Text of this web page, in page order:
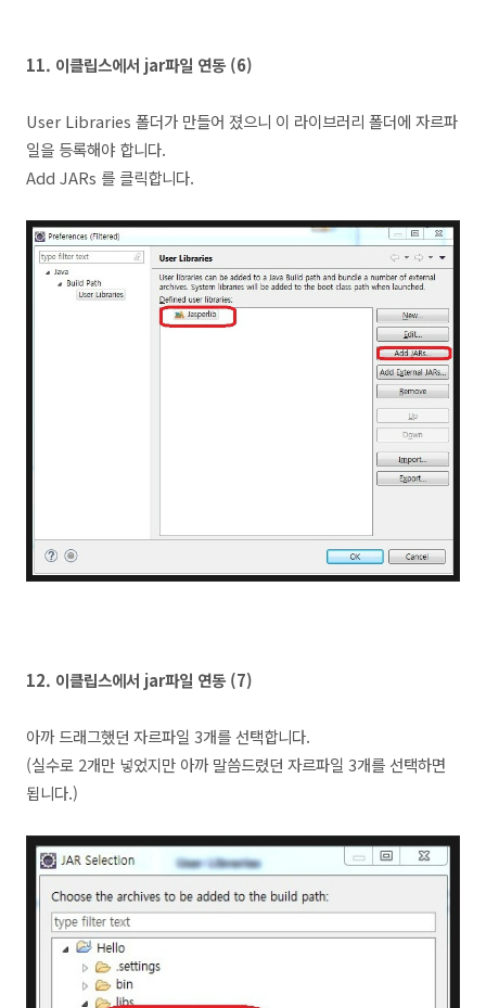
11. 이클립스에서 jar파일 연동 (6)
User Libraries 폴더가 만들어 졌으니 이 라이브러리 폴더에 자르파
일을 등록해야 합니다.
Add JARs 를 클릭합니다.
12. 이클립스에서 jar파일 연동 (7)
아까 드래그했던 자르파일 3개를 선택합니다.
(실수로 2개만 넣었지만 아까 말씀드렸던 자르파일 3개를 선택하면
됩니다.)